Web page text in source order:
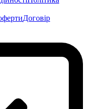
Договір